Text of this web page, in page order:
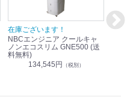
在庫ございます！
NBCエンジニア クールキャ
ノンエコスリム GNE500 (送
料無料)
134,545円 （税別）
即納可